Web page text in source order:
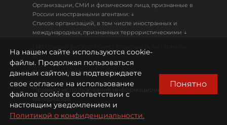
Организации, СМИ и физические лица, признанные в
России иностранными агентами: ↓
Список организаций, в том числе иностранных и
международных, признанных террористическими ↓
18+
Политика конфиденциальности
Правила использования информационных
материалов
Охрана труда
На нашем сайте используются cookie-
файлы. Продолжая пользоваться
данным сайтом, вы подтверждаете
свое согласие на использование
файлов cookie в соответствии с
настоящим уведомлением и
Политикой о конфиденциальности.
Понятно